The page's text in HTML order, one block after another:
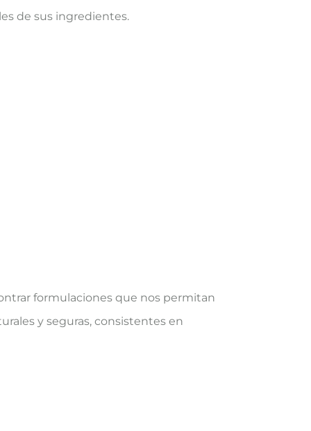
de sus ingredientes.
formulaciones que nos permitan
y seguras, consistentes en